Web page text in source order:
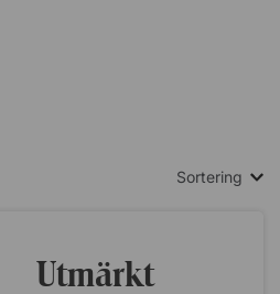
Sortering
Utmärkt